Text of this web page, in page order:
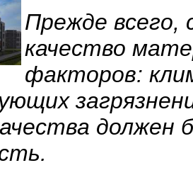
Прежде
качество
факторов: